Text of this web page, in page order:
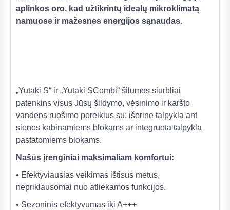
aplinkos oro, kad užtikrintų idealų mikroklimatą
namuose ir mažesnes energijos sąnaudas.
„Yutaki S“ ir „Yutaki SCombi“ šilumos siurbliai
patenkins visus Jūsų šildymo, vėsinimo ir karšto
vandens ruošimo poreikius su: išorine talpykla ant
sienos kabinamiems blokams ar integruota talpykla
pastatomiems blokams.
Našūs įrenginiai maksimaliam komfortui:
• Efektyviausias veikimas ištisus metus,
nepriklausomai nuo atliekamos funkcijos.
• Sezoninis efektyvumas iki A+++